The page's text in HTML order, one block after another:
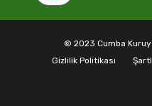
© 2023 Cumba
Gizlilik Politikası